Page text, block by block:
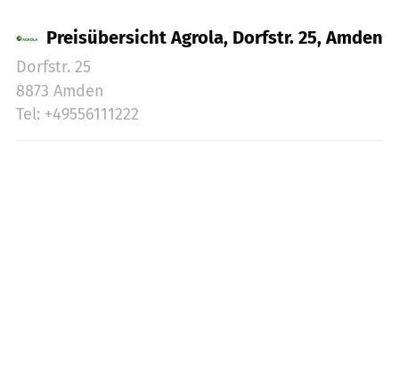
Preisübersicht Agrola, Dorfstr. 25, Amden
Dorfstr. 25
8873 Amden
Tel: +49556111222